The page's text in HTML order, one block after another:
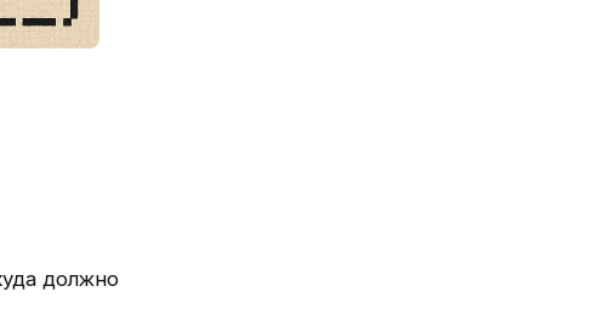
должно